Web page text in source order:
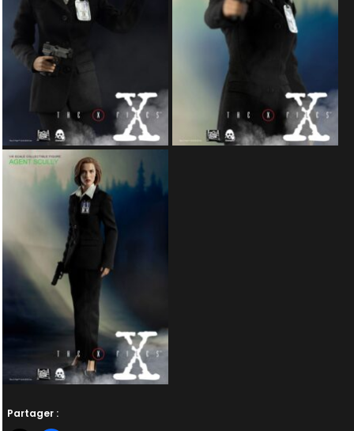
Partager :